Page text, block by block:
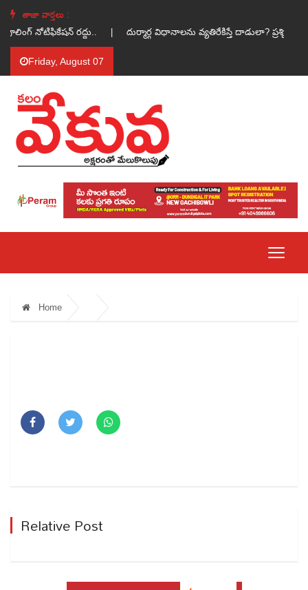
తాజా వార్తలు :
నోటిఫికేషన్ రద్దు.. | దుర్మార్గ విధానాలను వ్యతిరేకిస్తే దాడులా?
Friday, August 07
Home
Relative Post